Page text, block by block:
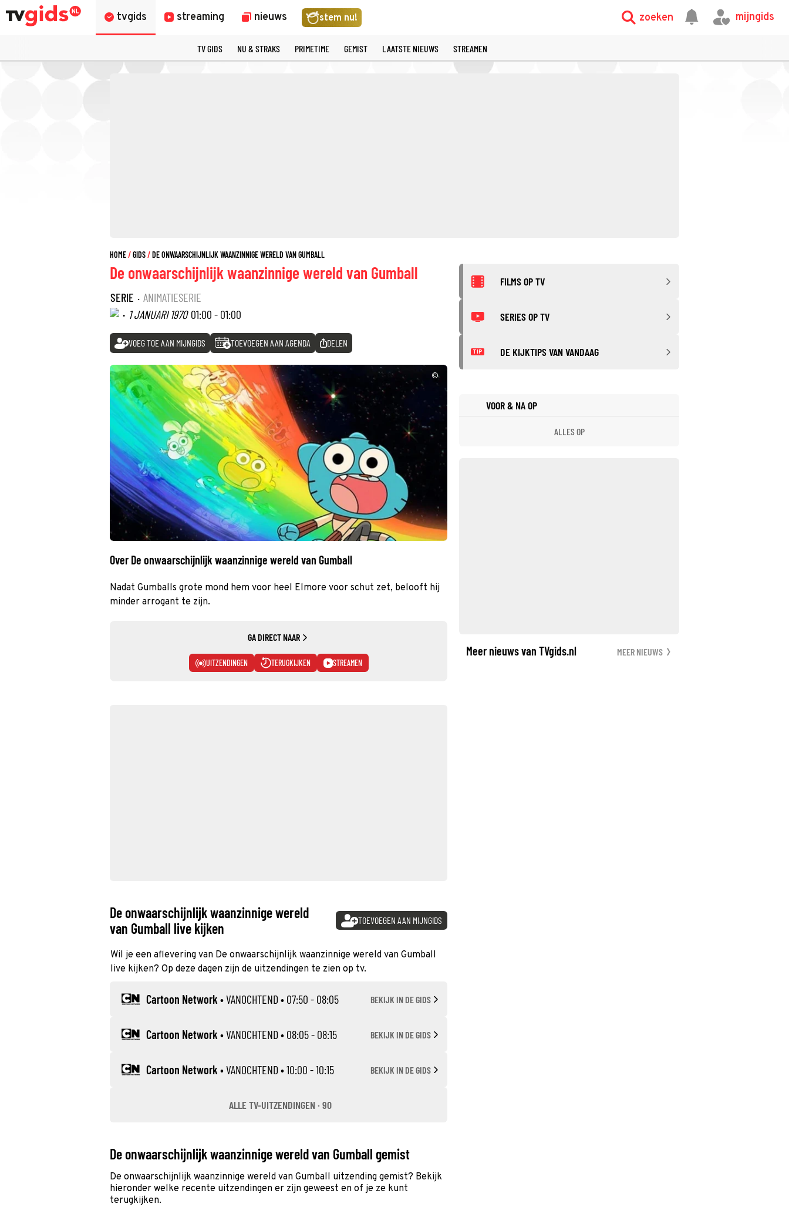
tvgids streaming nieuws stem nu! zoeken mijngids
TV GIDS NU & STRAKS PRIMETIME GEMIST LAATSTE NIEUWS STREAMEN
HOME GIDS DE ONWAARSCHIJNLIJK WAANZINNIGE WERELD VAN GUMBALL
De onwaarschijnlijk waanzinnige wereld van Gumball
SERIE · ANIMATIESERIE
· 1 JANUARI 1970 01:00 - 01:00
VOEG TOE AAN MIJNGIDS TOEVOEGEN AAN AGENDA DELEN
©
Over De onwaarschijnlijk waanzinnige wereld van Gumball
Nadat Gumballs grote mond hem voor heel Elmore voor schut zet, belooft hij
minder arrogant te zijn.
GA DIRECT NAAR
UITZENDINGEN TERUGKIJKEN STREAMEN
De onwaarschijnlijk waanzinnige wereld
van Gumball live kijken
TOEVOEGEN AAN MIJNGIDS
Wil je een aflevering van De onwaarschijnlijk waanzinnige wereld van Gumball
live kijken? Op deze dagen zijn de uitzendingen te zien op tv.
Cartoon Network •VANOCHTEND • 07:50 - 08:05 BEKIJK IN DE GIDS
Cartoon Network •VANOCHTEND • 08:05 - 08:15 BEKIJK IN DE GIDS
Cartoon Network •VANOCHTEND • 10:00 - 10:15 BEKIJK IN DE GIDS
ALLE TV-UITZENDINGEN · 90
De onwaarschijnlijk waanzinnige wereld van Gumball gemist
De onwaarschijnlijk waanzinnige wereld van Gumball uitzending gemist? Bekijk
hieronder welke recente uitzendingen er zijn geweest en of je ze kunt
terugkijken.
FILMS OP TV
SERIES OP TV
TIP DE KIJKTIPS VAN VANDAAG
VOOR & NA OP
ALLES OP
Meer nieuws van TVgids.nl MEER NIEUWS